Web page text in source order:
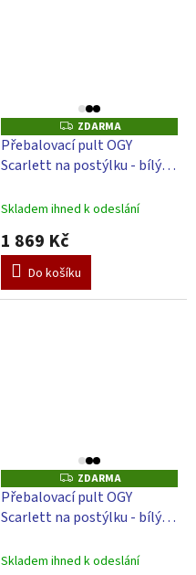
Z
D
A
R
M
ZDARMA
Přebalovací pult OGY
Scarlett na postýlku - bílý -
Slon - béžová
Skladem ihned k odeslání
1 869 Kč
Do košíku
Z
D
A
R
M
ZDARMA
Přebalovací pult OGY
Scarlett na postýlku - bílý -
bílá
Skladem ihned k odeslání